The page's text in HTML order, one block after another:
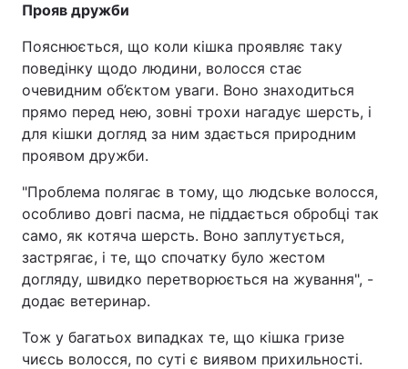
Прояв дружби
Пояснюється, що коли кішка проявляє таку
поведінку щодо людини, волосся стає
очевидним об’єктом уваги. Воно знаходиться
прямо перед нею, зовні трохи нагадує шерсть, і
для кішки догляд за ним здається природним
проявом дружби.
"Проблема полягає в тому, що людське волосся,
особливо довгі пасма, не піддається обробці так
само, як котяча шерсть. Воно заплутується,
застрягає, і те, що спочатку було жестом
догляду, швидко перетворюється на жування", -
додає ветеринар.
Тож у багатьох випадках те, що кішка гризе
чиєсь волосся, по суті є виявом прихильності.